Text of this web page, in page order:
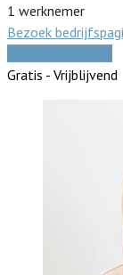
1 werknemer
Bezoek
Gratis - Vrijblijvend